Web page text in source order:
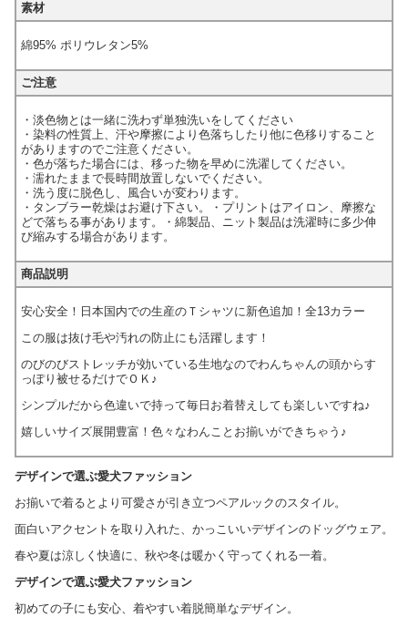
素材
綿95% ポリウレタン5%
ご注意
・淡色物とは一緒に洗わず単独洗いをしてください
・染料の性質上、汗や摩擦により色落ちしたり他に色移りすること
がありますのでご注意ください。
・色が落ちた場合には、移った物を早めに洗濯してください。
・濡れたままで長時間放置しないでください。
・洗う度に脱色し、風合いが変わります。
・タンブラー乾燥はお避け下さい。・プリントはアイロン、摩擦な
どで落ちる事があります。・綿製品、ニット製品は洗濯時に多少伸
び縮みする場合があります。
商品説明
安心安全！日本国内での生産のＴシャツに新色追加！全13カラー
この服は抜け毛や汚れの防止にも活躍します！
のびのびストレッチが効いている生地なのでわんちゃんの頭からす
っぽり被せるだけでＯＫ♪
シンプルだから色違いで持って毎日お着替えしても楽しいですね♪
嬉しいサイズ展開豊富！色々なわんことお揃いができちゃう♪
デザインで選ぶ愛犬ファッション
お揃いで着るとより可愛さが引き立つペアルックのスタイル。
面白いアクセントを取り入れた、かっこいいデザインのドッグウェア。
春や夏は涼しく快適に、秋や冬は暖かく守ってくれる一着。
デザインで選ぶ愛犬ファッション
初めての子にも安心、着やすい着脱簡単なデザイン。